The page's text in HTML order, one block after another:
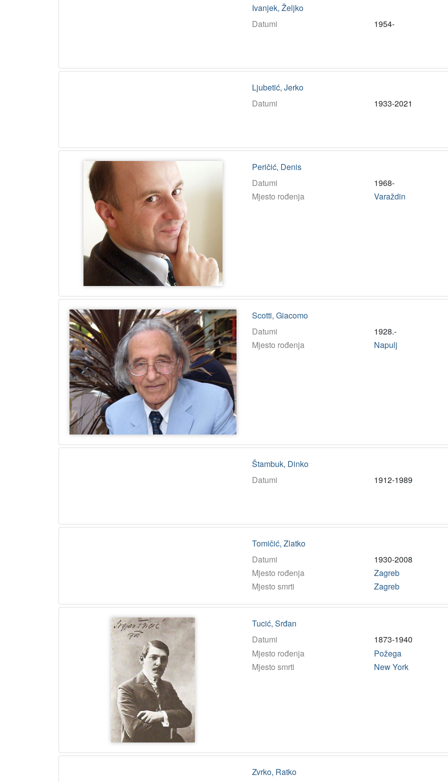
Ivanjek, Željko
Datumi
1954-
Ljubetić, Jerko
Datumi
1933-2021
Peričić, Denis
Datumi
1968-
Mjesto rođenja
Varaždin
Scotti, Giacomo
Datumi
1928.-
Mjesto rođenja
Napulj
Štambuk, Dinko
Datumi
1912-1989
Tomičić, Zlatko
Datumi
1930-2008
Mjesto rođenja
Zagreb
Mjesto smrti
Zagreb
Tucić, Srđan
Datumi
1873-1940
Mjesto rođenja
Požega
Mjesto smrti
New York
Zvrko, Ratko